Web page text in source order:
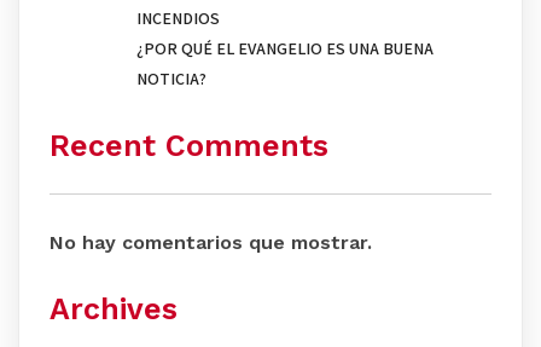
INCENDIOS
¿POR QUÉ EL EVANGELIO ES UNA BUENA
NOTICIA?
Recent Comments
No hay comentarios que mostrar.
Archives